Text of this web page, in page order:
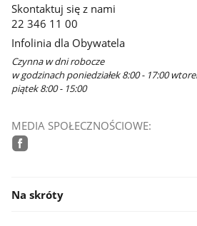
Skontaktuj się z nami
22 346 11 00
Infolinia dla Obywatela
Czynna w dni robocze
w godzinach poniedziałek 8:00 - 17:00
piątek 8:00 - 15:00
MEDIA SPOŁECZNOŚCIOWE:
Na skróty